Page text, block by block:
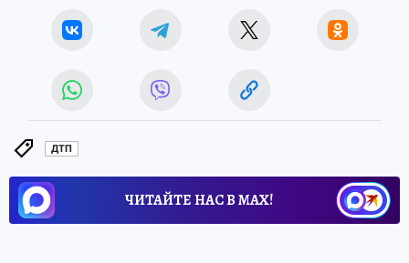
ДТП
ЧИТАЙТЕ НАС В МАХ!